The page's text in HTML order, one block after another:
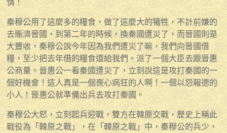
情！
秦穆公用了這麼多的糧食，做了這麼大的犧牲，不計前嫌的
去賑濟晉國，到第二年的時候，換秦國遭災了，而晉國則是
大豐收，秦穆公說今年因為我們遭災了嘛，我們向晉國借
糧，至少把去年借的糧食還給我們。派了一個大臣去跟晉惠
公商量。晉惠公一看秦國遭災了，立刻說這是攻打秦國的一
個好機會！這人真是一個喪心病狂的人啊！一個以怨報德的
小人！晉惠公就準備出兵去攻打秦國。
秦穆公大怒，立刻起兵迎戰，雙方在韓原交戰，歷史上稱此
戰役為「韓原之戰」，在「韓原之戰」中，秦穆公的兵少，